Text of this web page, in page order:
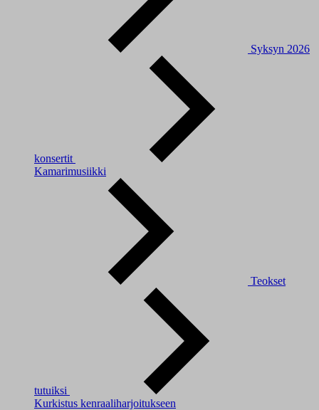
Syksyn 2026
konsertit
Kamarimusiikki
Teokset
tutuiksi
Kurkistus kenraaliharjoitukseen